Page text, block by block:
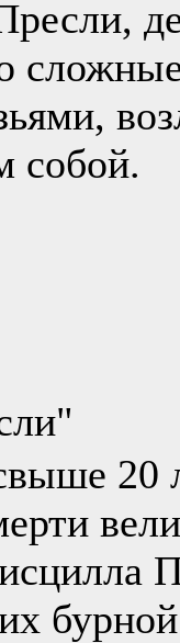
собой.
20